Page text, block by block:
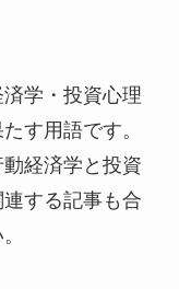
学・投資心理
す用語です。
経済学と投資
する記事も合